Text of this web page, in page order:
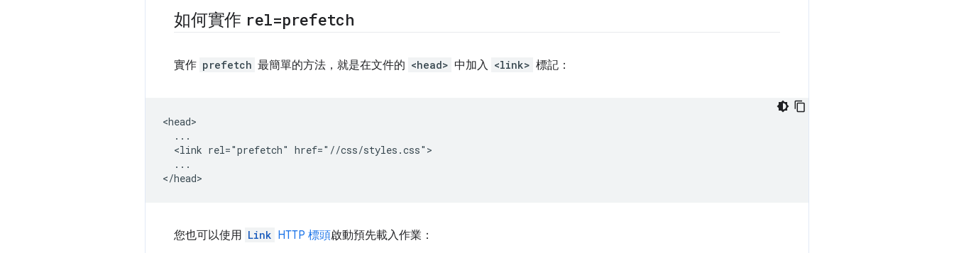
如何實作 rel=prefetch
實作 prefetch 最簡單的方法，就是在文件的 <head> 中加入 <link> 標記：
<head>
  ...
  <link rel="prefetch" href="//css/styles.css">
  ...
您也可以使用 Link HTTP 標頭啟動預先載入作業：